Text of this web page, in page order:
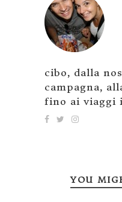
cibo, dalla
campagna,
fino ai viaggi
YOU